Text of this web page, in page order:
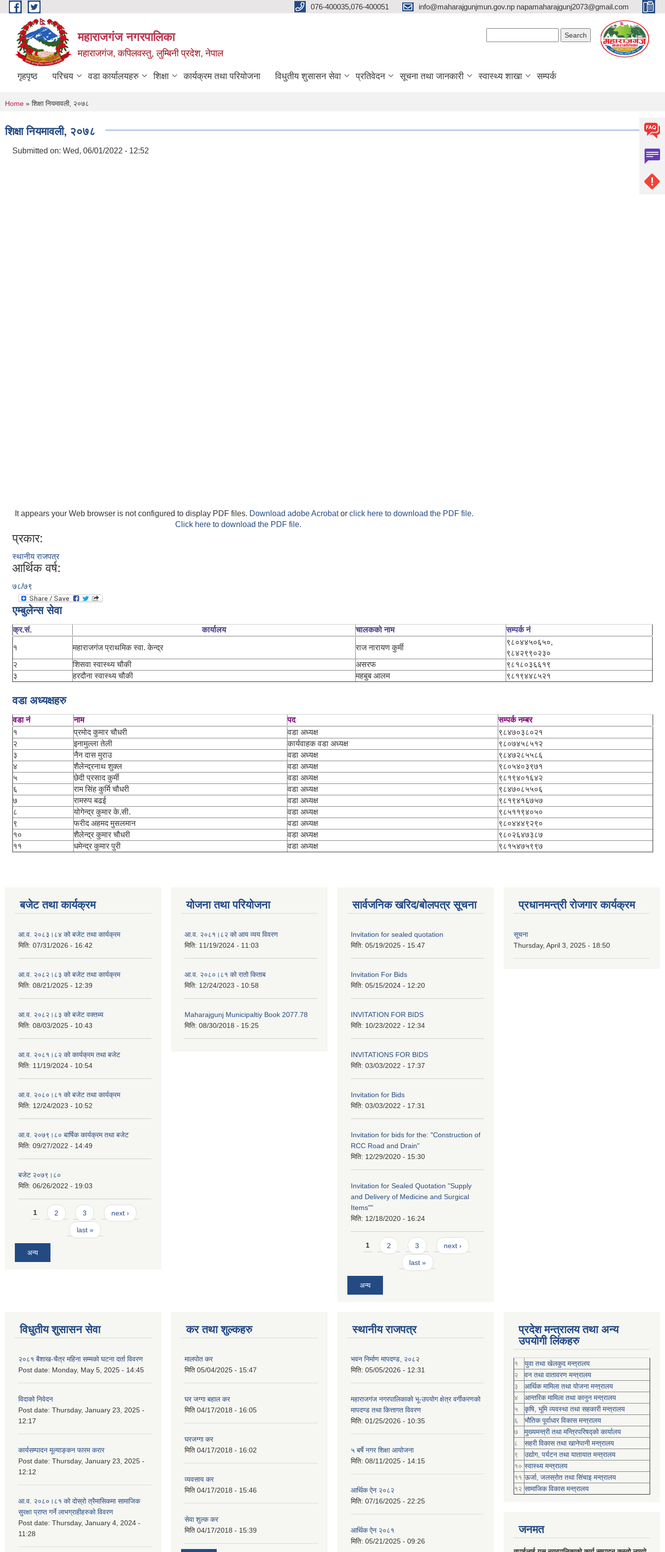
Skip to main content 076-400035,076-400051 info@maharajgunjmun.gov.np napamaharajgunj2073@gmail.com
महाराजगंज नगरपालिका
महाराजगंज, कपिलवस्तु, लुम्बिनी प्रदेश, नेपाल
गृहपृष्ठ परिचय वडा कार्यालयहरु शिक्षा कार्यक्रम तथा परियोजना विधुतीय शुसासन सेवा प्रतिवेदन सूचना तथा जानकारी स्वास्थ्य शाखा सम्पर्क
You are here
Home » शिक्षा नियमावली, २०७८
शिक्षा नियमावली, २०७८
Submitted on: Wed, 06/01/2022 - 12:52
It appears your Web browser is not configured to display PDF files. Download adobe Acrobator click here to download the PDF file.
Click here to download the PDF file.
प्रकार:
स्थानीय राजपत्र
आर्थिक वर्ष:
७८/७९
एम्बुलेन्स सेवा
क्र.सं. कार्यालय चालकको नाम सम्पर्क नं
१ महाराजगंज प्राथमिक स्वा. केन्द्र राज नारायण कुर्मी
९८०४४५०६५०,
९८४२९९०२३०
२
शिसवा स्वास्थ्य चौकी असरफ
९८१८०३६६१९
३
हरदौना स्वास्थ्य चौकी महबुब आलम ९८१९४४८५२१
वडा अध्यक्षहरु
वडा नं नाम पद
सम्पर्क नम्बर
१
प्रमोद कुमार चौधरी वडा अध्यक्ष
९८४७०३८०२१
२
इनामुल्ला तेली कार्यवाहक वडा अध्यक्ष
९८०७४५८५१२
३
नैन दास मुराउ वडा अध्यक्ष
९८४७२८५५८६
४
शैलेन्द्रनाथ शुक्ल वडा अध्यक्ष
९८०५४०३९७१
५
छेदी प्रसाद कुर्मी वडा अध्यक्ष
९८१९४०१६४२
६
राम सिंह कुर्मि चौधरी वडा अध्यक्ष
९८४७०८५५०६
७
रामरुप बढई वडा अध्यक्ष
९८१९४१६७५७
८
योगेन्द्र कुमार के.सी. वडा अध्यक्ष
९८५११९४०५०
९
फरीद अहमद मुसलमान वडा अध्यक्ष
९८०४४४९२९०
१०
शैलेन्द्र कुमार चौधरी वडा अध्यक्ष
९८०२६४७३८७
११
धमेन्द्र कुमार पुरी वडा अध्यक्ष ९८१५४७५९९७
बजेट तथा कार्यक्रम
आ.व. २०८३।८४ को बजेट तथा कार्यक्रम
मिति: 07/31/2026 - 16:42
आ.व. २०८२।८३ को बजेट तथा कार्यक्रम
मिति: 08/21/2025 - 12:39
आ.व. २०८२।८३ को बजेट वक्तब्य
मिति: 08/03/2025 - 10:43
आ.व. २०८१।८२ को कार्यक्रम तथा बजेट
मिति: 11/19/2024 - 10:54
आ.व. २०८०।८१ को बजेट तथा कार्यक्रम
मिति: 12/24/2023 - 10:52
आ.व. २०७९।८० बार्षिक कार्यक्रम तथा बजेट
मिति: 09/27/2022 - 14:49
बजेट २०७९।८०
मिति: 06/26/2022 - 19:03
Pages
1 2 3 next ›
last »
अन्य
योजना तथा परियोजना
आ.व. २०८१।८२ को आय व्यय विवरण
मिति: 11/19/2024 - 11:03
आ.व. २०८०।८१ को रातो किताब
मिति: 12/24/2023 - 10:58
Maharajgunj Municipaltiy Book 2077.78
मिति: 08/30/2018 - 15:25
सार्वजनिक खरिद/बोलपत्र सूचना
Invitation for sealed quotation
मिति: 05/19/2025 - 15:47
Invitation For Bids
मिति: 05/15/2024 - 12:20
INVITATION FOR BIDS
मिति: 10/23/2022 - 12:34
INVITATIONS FOR BIDS
मिति: 03/03/2022 - 17:37
Invitation for Bids
मिति: 03/03/2022 - 17:31
Invitation for bids for the: "Construction of
RCC Road and Drain"
मिति: 12/29/2020 - 15:30
Invitation for Sealed Quotation "Supply
and Delivery of Medicine and Surgical
Items""
मिति: 12/18/2020 - 16:24
Pages
1 2 3 next ›
last »
अन्य
प्रधानमन्त्री रोजगार कार्यक्रम
सूचना
Thursday, April 3, 2025 - 18:50
विधुतीय शुसासन सेवा
२०८१ बैशाख-चैत्र महिना सम्मको घटना दर्ता विवरण
Post date: Monday, May 5, 2025 - 14:45
विदाको निवेदन
Post date: Thursday, January 23, 2025 -
12:17
कार्यसम्पादन मूल्याङ्कन फारम करार
Post date: Thursday, January 23, 2025 -
12:12
आ.व. २०८०।८१ को दोस्रो त्रैमासिकमा सामाजिक
सुरक्षा प्राप्त गर्ने लाभग्राहीहरुको विवरण
Post date: Thursday, January 4, 2024 -
11:28
कर तथा शुल्कहरु
मालपोत कर
मिति 05/04/2025 - 15:47
घर जग्गा बहाल कर
मिति 04/17/2018 - 16:05
घरजग्गा कर
मिति 04/17/2018 - 16:02
व्यवसाय कर
मिति 04/17/2018 - 15:46
सेवा शुल्क कर
मिति 04/17/2018 - 15:39
स्थानीय राजपत्र
भवन निर्माण मापदण्ड, २०८२
मिति: 05/05/2026 - 12:31
महाराजगंज नगरपालिकाको भू-उपयोग क्षेत्र वर्गीकरणको
मापदण्ड तथा कित्तागत विवरण
मिति: 01/25/2026 - 10:35
५ बर्षे नगर शिक्षा आयोजना
मिति: 08/11/2025 - 14:15
आर्थिक ऐन २०८२
मिति: 07/16/2025 - 22:25
आर्थिक ऐन २०८१
मिति: 05/21/2025 - 09:26
प्रदेश मन्त्रालय तथा अन्य
उपयोगी लिंकहरु
१
युवा तथा खेलकुद मन्त्रालय
२
वन तथा वातावरण मन्त्रालय
३
आर्थिक मामिला तथा योजना मन्त्रालय
४
आन्तरिक मामिला तथा कानुन मन्त्रालय
५
कृषि, भूमि व्यवस्था तथा सहकारी मन्त्रालय
६
भौतिक पूर्वाधार विकास मन्त्रालय
७
मुख्यमन्त्री तथा मन्त्रिपरिषद्को कार्यालय
८
सहरी विकास तथा खानेपानी मन्त्रालय
९
उद्योग, पर्यटन तथा यातायात मन्त्रालय
१० स्वास्थ्य मन्त्रालय
११ ऊर्जा, जलस्रोत तथा सिंचाइ मन्त्रालय
१२ सामाजिक विकास मन्‍‍त्रालय
जनमत